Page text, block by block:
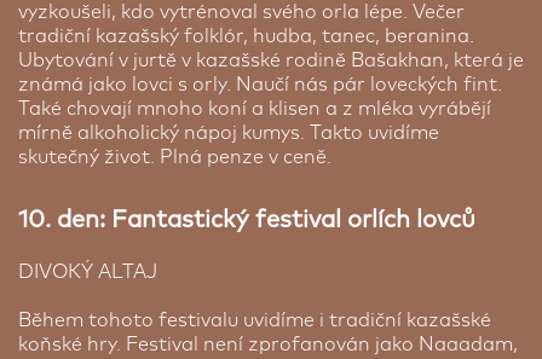
vyzkoušeli, kdo vytrénoval svého orla lépe. Večer
tradiční kazašský folklór, hudba, tanec, beranina.
Ubytování v jurtě v kazašské rodině Bašakhan, která je
známá jako lovci s orly. Naučí nás pár loveckých fint.
Také chovají mnoho koní a klisen a z mléka vyrábějí
mírně alkoholický nápoj kumys. Takto uvidíme
skutečný život. Plná penze v ceně.
10. den: Fantastický festival orlích lovců
DIVOKÝ ALTAJ
Během tohoto festivalu uvidíme i tradiční kazašské
koňské hry. Festival není zprofanován jako Naaadam,